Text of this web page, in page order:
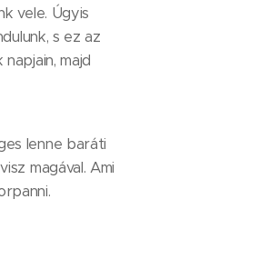
vele. Úgyis
s ez az
majd
lenne baráti
magával. Ami